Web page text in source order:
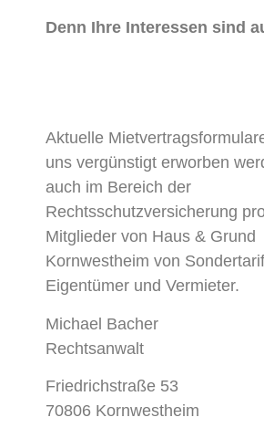
Denn Ihre Interessen sind
Aktuelle
uns vergünstigt erworben
auch im Bereich der
Rechtsschutzversicherung
Mitglieder von Haus & Grund
Kornwestheim von
Eigentümer und Vermieter.
Michael Bacher
Rechtsanwalt
Friedrichstraße 53
70806 Kornwestheim